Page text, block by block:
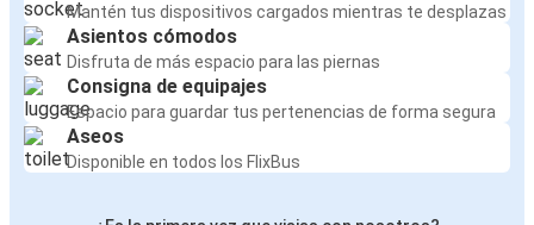
Mantén tus dispositivos cargados mientras te desplazas
Asientos cómodos
Disfruta de más espacio para las piernas
Consigna de equipajes
Espacio para guardar tus pertenencias de forma segura
Aseos
Disponible en todos los FlixBus